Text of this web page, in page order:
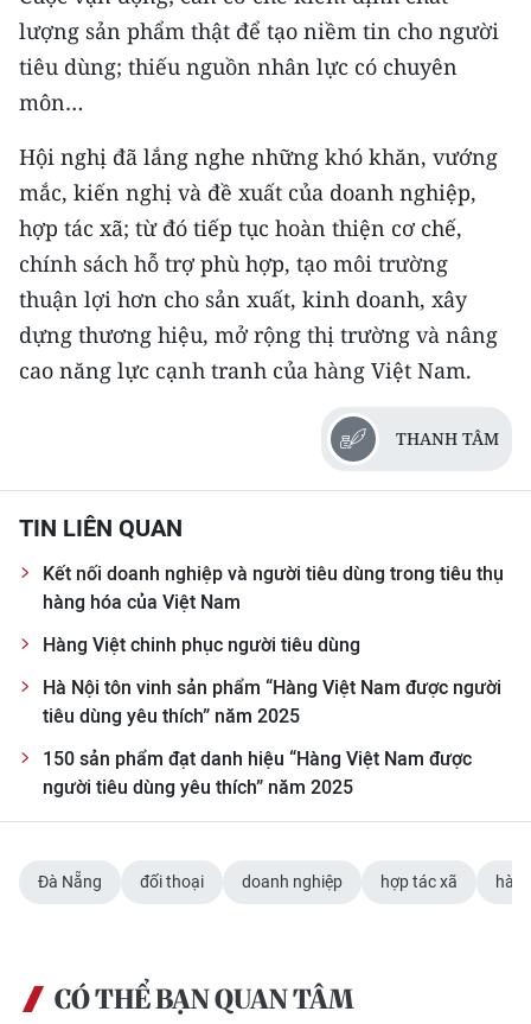
lượng sản phẩm thật để tạo niềm tin cho người
tiêu dùng; thiếu nguồn nhân lực có chuyên
môn…
Hội nghị đã lắng nghe những khó khăn, vướng
mắc, kiến nghị và đề xuất của doanh nghiệp,
hợp tác xã; từ đó tiếp tục hoàn thiện cơ chế,
chính sách hỗ trợ phù hợp, tạo môi trường
thuận lợi hơn cho sản xuất, kinh doanh, xây
dựng thương hiệu, mở rộng thị trường và nâng
cao năng lực cạnh tranh của hàng Việt Nam.
THANH TÂM
TIN LIÊN QUAN
Kết nối doanh nghiệp và người tiêu dùng trong tiêu thụ
hàng hóa của Việt Nam
Hàng Việt chinh phục người tiêu dùng
Hà Nội tôn vinh sản phẩm “Hàng Việt Nam được người
tiêu dùng yêu thích” năm 2025
150 sản phẩm đạt danh hiệu “Hàng Việt Nam được
người tiêu dùng yêu thích” năm 2025
Đà Nẵng đối thoại doanh nghiệp hợp tác xã
CÓ THỂ BẠN QUAN TÂM